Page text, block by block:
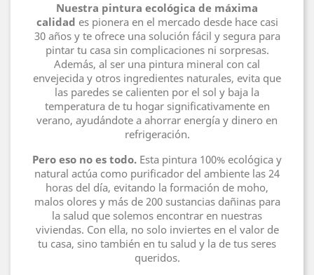
Nuestra pintura ecológica de máxima
calidad es pionera en el mercado desde hace casi
30 años y te ofrece una solución fácil y segura para
pintar tu casa sin complicaciones ni sorpresas.
Además, al ser una pintura mineral con cal
envejecida y otros ingredientes naturales, evita que
las paredes se calienten por el sol y baja la
temperatura de tu hogar significativamente en
verano, ayudándote a ahorrar energía y dinero en
refrigeración.
Pero eso no es todo. Esta pintura 100% ecológica y
natural actúa como purificador del ambiente las 24
horas del día, evitando la formación de moho,
malos olores y más de 200 sustancias dañinas para
la salud que solemos encontrar en nuestras
viviendas. Con ella, no solo inviertes en el valor de
tu casa, sino también en tu salud y la de tus seres
queridos.